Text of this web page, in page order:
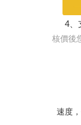
4、
核價後
速度